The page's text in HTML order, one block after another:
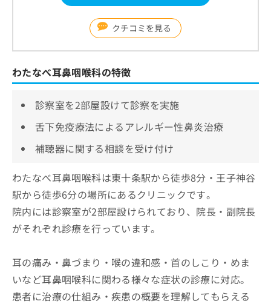
クチコミを見る
わたなべ耳鼻咽喉科の特徴
診察室を2部屋設けて診察を実施
舌下免疫療法によるアレルギー性鼻炎治療
補聴器に関する相談を受け付け
わたなべ耳鼻咽喉科は東十条駅から徒歩8分・王子神谷
駅から徒歩6分の場所にあるクリニックです。
院内には診察室が2部屋設けられており、院長・副院長
がそれぞれ診療を行っています。
耳の痛み・鼻づまり・喉の違和感・首のしこり・めま
いなど耳鼻咽喉科に関わる様々な症状の診療に対応。
患者に治療の仕組み・疾患の概要を理解してもらえる